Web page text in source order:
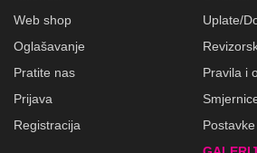
Web shop
Oglašavanje
Pratite nas
Prijava
Registracija
Uplate/
Pravila i